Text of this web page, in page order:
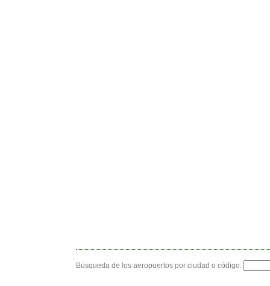
Búsqueda de los aeropuertos por ciudad o código: